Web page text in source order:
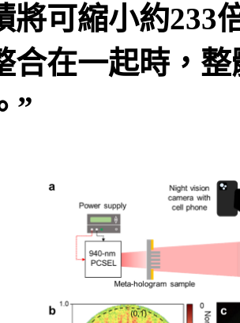
將可縮小約233
合在一起時，
”